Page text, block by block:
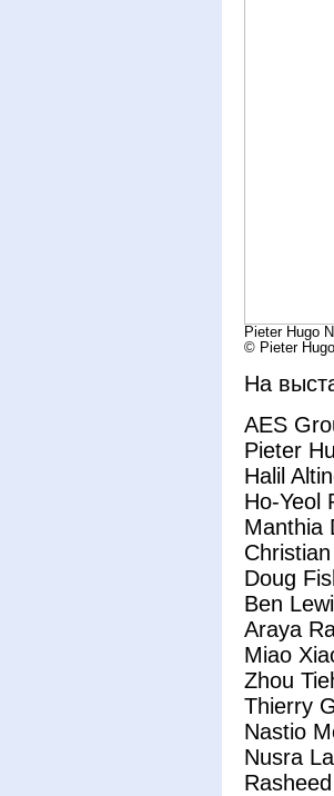
Pieter Hugo
© Pieter
На
AES
Pieter
Halil
Ho-Yeol
Manthia
Doug
Ben
Araya
Miao
Zhou
Thierry
Nastio
Nusra